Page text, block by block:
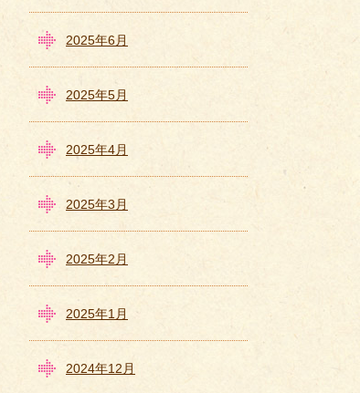
2025年6月
2025年5月
2025年4月
2025年3月
2025年2月
2025年1月
2024年12月